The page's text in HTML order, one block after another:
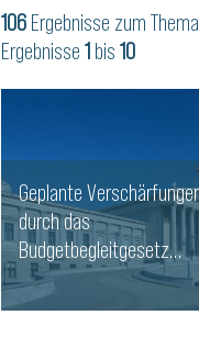
106Ergebnisse zum Thema
Ergebnisse 1bis 10
Geplante
durch das
Budgetbegleitgesetz
2027-2028